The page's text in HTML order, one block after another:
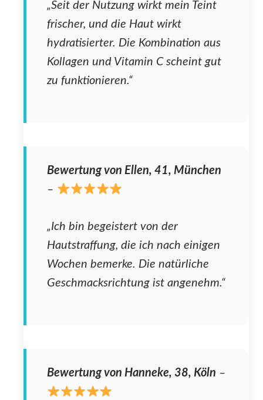
„Seit der Nutzung wirkt mein Teint
frischer, und die Haut wirkt
hydratisierter. Die Kombination aus
Kollagen und Vitamin C scheint gut
zu funktionieren.“
Bewertung von Ellen, 41, München
–
„Ich bin begeistert von der
Hautstraffung, die ich nach einigen
Wochen bemerke. Die natürliche
Geschmacksrichtung ist angenehm.“
Bewertung von Hanneke, 38, Köln –